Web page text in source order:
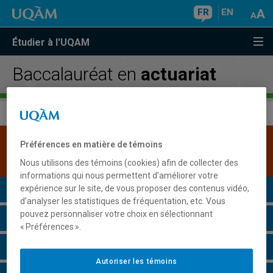
FR EN
Étudier à l'UQAM
Baccalauréat en actuariat
Une version plus récente de ce programme est
disponible. Cliquez ici pour la consulter
Présentation du programme
Conditions d'admission
Cours à suivre et horaires
Préférences en matière de témoins
Nous utilisons des témoins (cookies) afin de collecter des
informations qui nous permettent d’améliorer votre
expérience sur le site, de vous proposer des contenus vidéo,
d’analyser les statistiques de fréquentation, etc. Vous
pouvez personnaliser votre choix en sélectionnant
« Préférences ».
Autoriser les témoins